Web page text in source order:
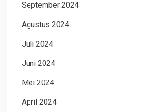
September 2024
Agustus 2024
Juli 2024
Juni 2024
Mei 2024
April 2024